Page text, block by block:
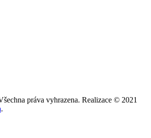
práva vyhrazena. Realizace © 2021
.